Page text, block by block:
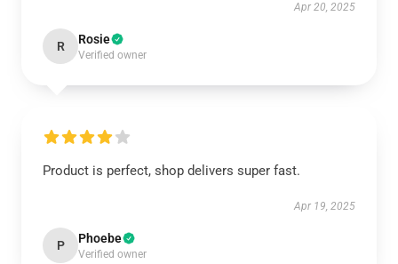
Apr 20, 2025
R Rosie
Verified owner
Product is perfect, shop delivers super fast.
Apr 19, 2025
P Phoebe
Verified owner